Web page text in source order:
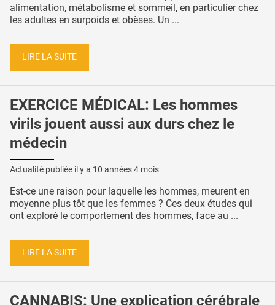
alimentation, métabolisme et sommeil, en particulier chez
les adultes en surpoids et obèses. Un ...
LIRE LA SUITE
EXERCICE MÉDICAL: Les hommes
virils jouent aussi aux durs chez le
médecin
Actualité publiée il y a 10 années 4 mois
Est-ce une raison pour laquelle les hommes, meurent en
moyenne plus tôt que les femmes ? Ces deux études qui
ont exploré le comportement des hommes, face au ...
LIRE LA SUITE
CANNABIS: Une explication cérébrale